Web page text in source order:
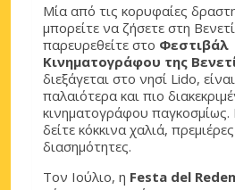
Μία από τις κορυφαίες
μπορείτε να ζήσετε στη
παρευρεθείτε στο Φεστιβάλ
Κινηματογράφου της
διεξάγεται στο νησί Lido,
παλαιότερα και πιο
κινηματογράφου
δείτε κόκκινα χαλιά,
διασημότητες.
Τον Ιούλιο, η Festa del